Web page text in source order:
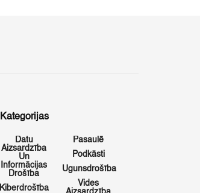
Kategorijas
Datu
Aizsardzība
Un
Informācijas
Drošība
Kiberdrošība
Pasaulē
Podkāsti
Ugunsdrošība
Vides